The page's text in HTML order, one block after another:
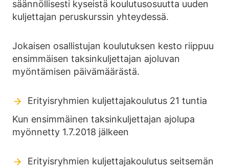
säännöllisesti kyseistä koulutusosuutta uuden
kuljettajan peruskurssin yhteydessä.
Jokaisen osallistujan koulutuksen kesto riippuu
ensimmäisen taksinkuljettajan ajoluvan
myöntämisen päivämäärästä.
Erityisryhmien kuljettajakoulutus 21 tuntia
Kun ensimmäinen taksinkuljettajan ajolupa
myönnetty 1.7.2018 jälkeen
Erityisryhmien kuljettajakoulutus seitsemän